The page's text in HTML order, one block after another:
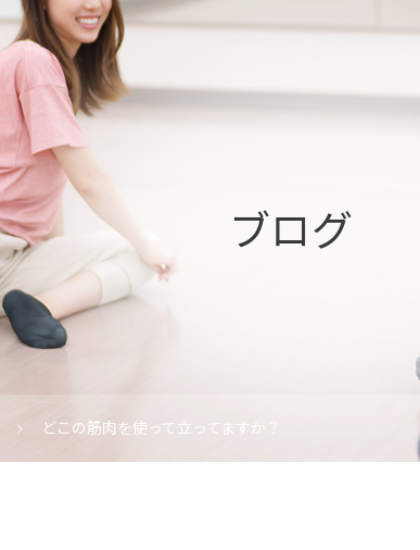
ブログ
どこの筋肉を使って立ってますか？